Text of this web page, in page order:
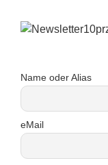
Name oder Alias
eMail